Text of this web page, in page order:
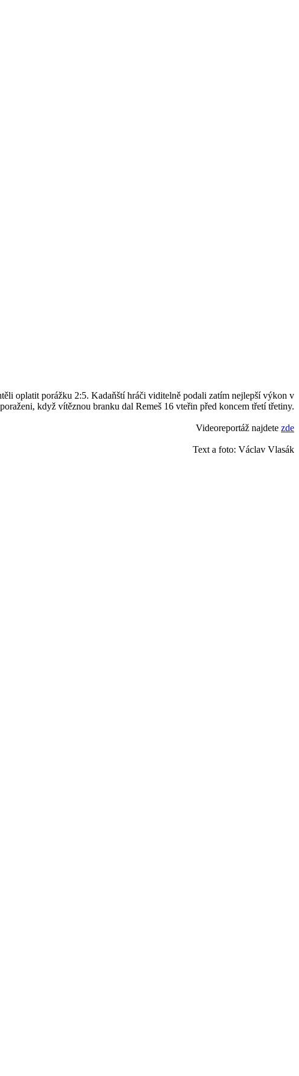
oplatit porážku 2:5. Kadaňští hráči viditelně podali zatím nejlepší výkon v
když vítěznou branku dal Remeš 16 vteřin před koncem třetí třetiny.
Videoreportáž najdete zde
Text a foto: Václav Vlasák